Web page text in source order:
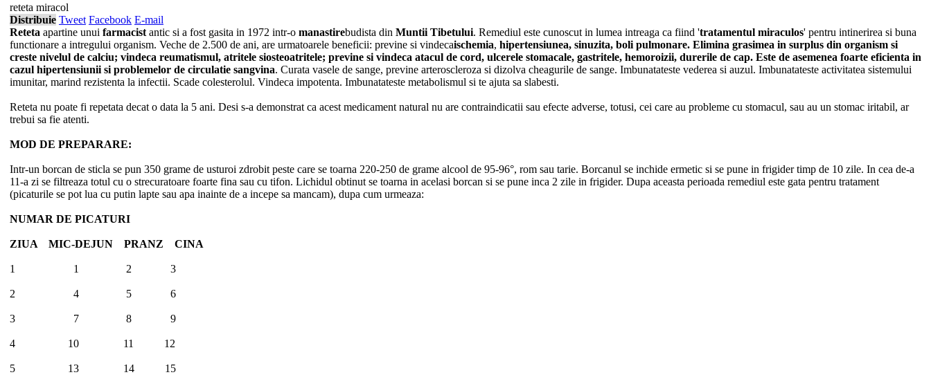
reteta miracol
Distribuie Tweet Facebook E-mail
Reteta apartine unui farmacist antic si a fost gasita in 1972 intr-o manastirebudista din Muntii Tibetului. Remediul este cunoscut in lumea intreaga ca fiind 'tratamentul miraculos' pentru intinerirea si buna
functionare a intregului organism. Veche de 2.500 de ani, are urmatoarele beneficii: previne si vindecaischemia, hipertensiunea, sinuzita, boli pulmonare. Elimina grasimea in surplus din organism si
creste nivelul de calciu; vindeca reumatismul, atritele siosteoatritele; previne si vindeca atacul de cord, ulcerele stomacale, gastritele, hemoroizii, durerile de cap. Este de asemenea foarte eficienta in
cazul hipertensiunii si problemelor de circulatie sangvina. Curata vasele de sange, previne arteroscleroza si dizolva cheagurile de sange. Imbunatateste vederea si auzul. Imbunatateste activitatea sistemului
imunitar, marind rezistenta la infectii. Scade colesterolul. Vindeca impotenta. Imbunatateste metabolismul si te ajuta sa slabesti.
Reteta nu poate fi repetata decat o data la 5 ani. Desi s-a demonstrat ca acest medicament natural nu are contraindicatii sau efecte adverse, totusi, cei care au probleme cu stomacul, sau au un stomac iritabil, ar
trebui sa fie atenti.
MOD DE PREPARARE:
Intr-un borcan de sticla se pun 350 grame de usturoi zdrobit peste care se toarna 220-250 de grame alcool de 95-96°, rom sau tarie. Borcanul se inchide ermetic si se pune in frigider timp de 10 zile. In cea de-a
11-a zi se filtreaza totul cu o strecuratoare foarte fina sau cu tifon. Lichidul obtinut se toarna in acelasi borcan si se pune inca 2 zile in frigider. Dupa aceasta perioada remediul este gata pentru tratament
(picaturile se pot lua cu putin lapte sau apa inainte de a incepe sa mancam), dupa cum urmeaza:
NUMAR DE PICATURI
ZIUA MIC-DEJUN PRANZ CINA
1 1 2 3
2 4 5 6
3 7 8 9
4 10 11 12
5 13 14 15